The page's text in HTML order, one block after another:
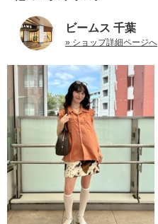
ビームス 千葉
» ショップ詳細ページへ